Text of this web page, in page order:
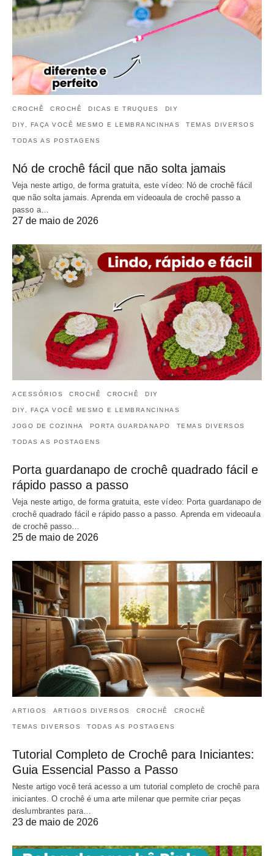
CROCHÊ CROCHÊ DICAS E TRUQUES DIY
DIY, FAÇA VOCÊ MESMO E LEMBRANCINHAS TEMAS DIVERSOS
TODAS AS POSTAGENS
Nó de crochê fácil que não solta jamais
Veja neste artigo, de forma gratuita, este vídeo: Nó de crochê fácil
que não solta jamais. Aprenda em videoaula de crochê passo a
passo a…
27 de maio de 2026
ACESSÓRIOS CROCHÊ CROCHÊ DIY
DIY, FAÇA VOCÊ MESMO E LEMBRANCINHAS
JOGO DE COZINHA PORTA GUARDANAPO TEMAS DIVERSOS
TODAS AS POSTAGENS
Porta guardanapo de crochê quadrado fácil e
rápido passo a passo
Veja neste artigo, de forma gratuita, este vídeo: Porta guardanapo de
crochê quadrado fácil e rápido passo a passo. Aprenda em videoaula
de crochê passo…
25 de maio de 2026
ARTIGOS ARTIGOS DIVERSOS CROCHÊ CROCHÊ
TEMAS DIVERSOS TODAS AS POSTAGENS
Tutorial Completo de Crochê para Iniciantes:
Guia Essencial Passo a Passo
Neste artigo você terá acesso a um tutorial completo de crochê para
iniciantes. O crochê é uma arte milenar que permite criar peças
deslumbrantes para…
23 de maio de 2026